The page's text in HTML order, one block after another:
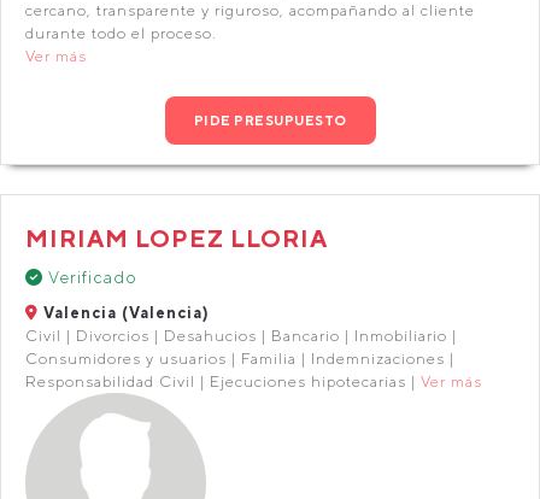
cercano, transparente y riguroso, acompañando al cliente
durante todo el proceso.
Ver más
PIDE PRESUPUESTO
MIRIAM LOPEZ LLORIA
Verificado
Valencia (Valencia)
Civil | Divorcios | Desahucios | Bancario | Inmobiliario |
Consumidores y usuarios | Familia | Indemnizaciones |
Responsabilidad Civil | Ejecuciones hipotecarias | Ver más